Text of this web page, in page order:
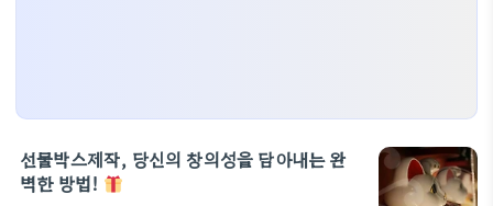
선물박스제작, 당신의 창의성을 담아내는 완
벽한 방법!